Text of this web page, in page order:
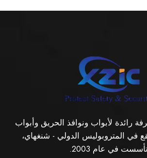
رائدة لأبواب ونوافذ الحريق وأبواب
في المتروبوليس الدولي - شنغهاي،
في عام 2003.